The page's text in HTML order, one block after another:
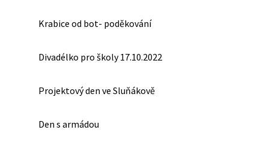
Krabice od bot- poděkování
Divadélko pro školy 17.10.2022
Projektový den ve Sluňákově
Den s armádou